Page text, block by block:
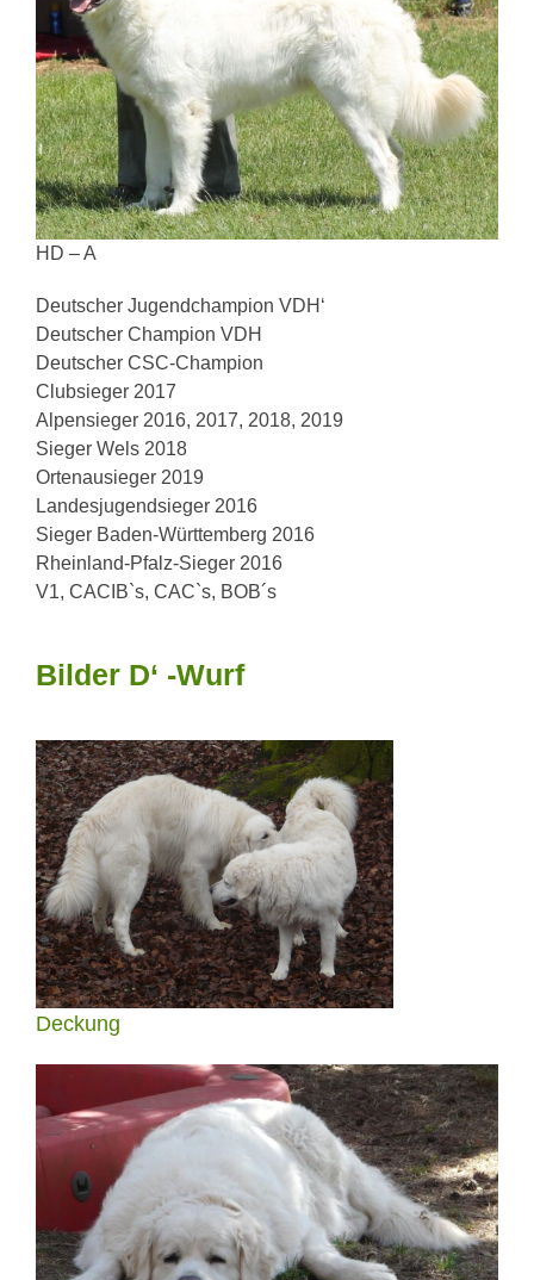
HD – A
Deutscher Jugendchampion VDH‘
Deutscher Champion VDH
Deutscher CSC-Champion
Clubsieger 2017
Alpensieger 2016, 2017, 2018, 2019
Sieger Wels 2018
Ortenausieger 2019
Landesjugendsieger 2016
Sieger Baden-Württemberg 2016
Rheinland-Pfalz-Sieger 2016
V1, CACIB`s, CAC`s, BOB´s
Bilder D‘ -Wurf
Deckung